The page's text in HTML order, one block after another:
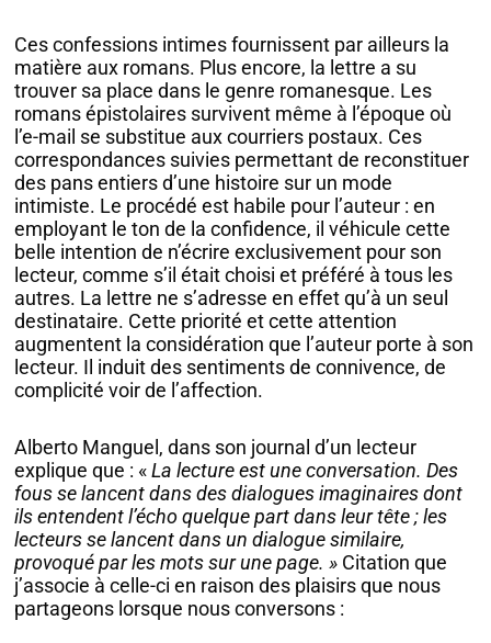
Ces confessions intimes fournissent par ailleurs la
matière aux romans. Plus encore, la lettre a su
trouver sa place dans le genre romanesque. Les
romans épistolaires survivent même à l’époque où
l’e-mail se substitue aux courriers postaux. Ces
correspondances suivies permettant de reconstituer
des pans entiers d’une histoire sur un mode
intimiste. Le procédé est habile pour l’auteur : en
employant le ton de la confidence, il véhicule cette
belle intention de n’écrire exclusivement pour son
lecteur, comme s’il était choisi et préféré à tous les
autres. La lettre ne s’adresse en effet qu’à un seul
destinataire. Cette priorité et cette attention
augmentent la considération que l’auteur porte à son
lecteur. Il induit des sentiments de connivence, de
complicité voir de l’affection.
Alberto Manguel, dans son journal d’un lecteur
explique que : «La lecture est une conversation. Des
fous se lancent dans des dialogues imaginaires dont
ils entendent l’écho quelque part dans leur tête ; les
lecteurs se lancent dans un dialogue similaire,
provoqué par les mots sur une page. » Citation que
j’associe à celle-ci en raison des plaisirs que nous
partageons lorsque nous conversons :